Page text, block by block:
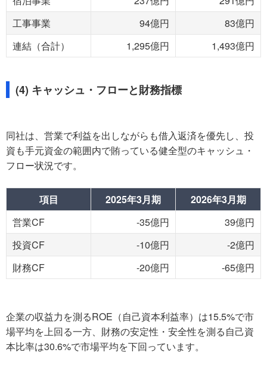
工事事業
94億円
83億円
連結（合計）
1,295億円 1,493億円
(4) キャッシュ・フローと財務指標
同社は、営業で利益を出しながらも借入返済を優先し、投
資も手元資金の範囲内で賄っている健全型のキャッシュ・
フロー状況です。
項目 2025年3月期
2026年3月期
営業CF
-35億円
39億円
投資CF
-10億円
-2億円
財務CF
-20億円 -65億円
企業の収益力を測るROE（自己資本利益率）は15.5%で市
場平均を上回る一方、財務の安定性・安全性を測る自己資
本比率は30.6%で市場平均を下回っています。